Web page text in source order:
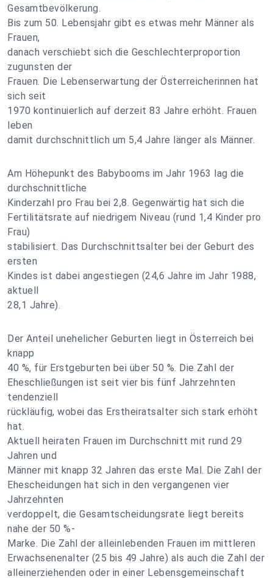
Gesamtbevölkerung.
Bis zum 50. Lebensjahr gibt es etwas mehr Männer als
Frauen,
danach verschiebt sich die Geschlechterproportion
zugunsten der
Frauen. Die Lebenserwartung der Österreicherinnen hat
sich seit
1970 kontinuierlich auf derzeit 83 Jahre erhöht. Frauen
leben
damit durchschnittlich um 5,4 Jahre länger als Männer.
Am Höhepunkt des Babybooms im Jahr 1963 lag die
durchschnittliche
Kinderzahl pro Frau bei 2,8. Gegenwärtig hat sich die
Fertilitätsrate auf niedrigem Niveau (rund 1,4 Kinder pro
Frau)
stabilisiert. Das Durchschnittsalter bei der Geburt des
ersten
Kindes ist dabei angestiegen (24,6 Jahre im Jahr 1988,
aktuell
28,1 Jahre).
Der Anteil unehelicher Geburten liegt in Österreich bei
knapp
40 %, für Erstgeburten bei über 50 %. Die Zahl der
Eheschließungen ist seit vier bis fünf Jahrzehnten
tendenziell
rückläufig, wobei das Erstheiratsalter sich stark erhöht
hat.
Aktuell heiraten Frauen im Durchschnitt mit rund 29
Jahren und
Männer mit knapp 32 Jahren das erste Mal. Die Zahl der
Ehescheidungen hat sich in den vergangenen vier
Jahrzehnten
verdoppelt, die Gesamtscheidungsrate liegt bereits
nahe der 50 %-
Marke. Die Zahl der alleinlebenden Frauen im mittleren
Erwachsenenalter (25 bis 49 Jahre) als auch die Zahl der
alleinerziehenden oder in einer Lebensgemeinschaft